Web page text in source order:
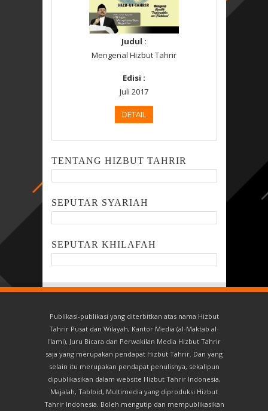
Judul :
Mengenal Hizbut Tahrir
Edisi :
Juli 2017
DETAIL
TENTANG HIZBUT TAHRIR
SEPUTAR SYARIAH
SEPUTAR KHILAFAH
Publikasi-publikasi yang diterbitkan atas nama Hizbut
Tahrir Pusat dan Wilayah, Kantor Media (al-Maktab al-
I'lami), Juru Bicara dan Perwakilan Media Hizbut Tahrir
saja yang merupakan pendapat Hizbut Tahrir. Dan yang
selain itu merupakan pendapat penulisnya, sekalipun
dipublikasikan dalam website Hizbut Tahrir Indonesia,
Majalah, Tabloid, Multimedia yang diproduksi Hizbut
Tahrir Indonesia. Boleh mengutip dan mempublikasikan